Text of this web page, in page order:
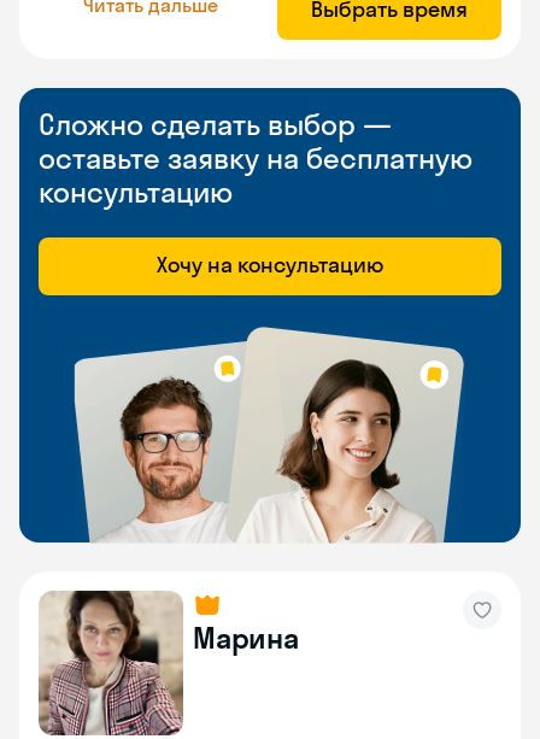
Выбрать время
Сложно сделать выбор —
оставьте заявку на бесплатную
консультацию
Хочу на консультацию
Марина